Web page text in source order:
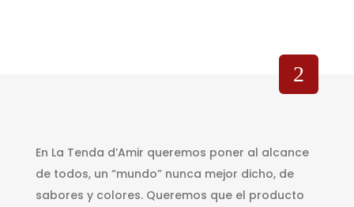
En La Tenda d’Amir queremos poner al alcance
de todos, un “mundo” nunca mejor dicho, de
sabores y colores. Queremos que el producto